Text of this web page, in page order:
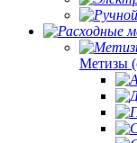
Метизы